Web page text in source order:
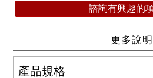
諮詢有興趣的
更多說明
產品規格